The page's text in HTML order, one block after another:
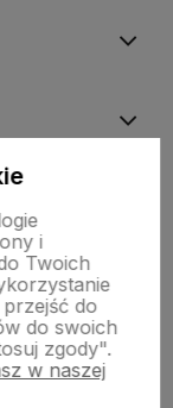
i
Twoich
do
do swoich
zgody".
w naszej